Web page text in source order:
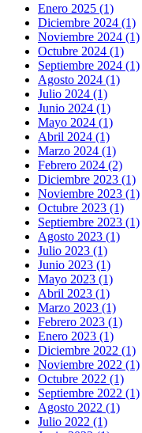
Enero 2025 (1)
Diciembre 2024 (1)
Noviembre 2024 (1)
Octubre 2024 (1)
Septiembre 2024 (1)
Agosto 2024 (1)
Julio 2024 (1)
Junio 2024 (1)
Mayo 2024 (1)
Abril 2024 (1)
Marzo 2024 (1)
Febrero 2024 (2)
Diciembre 2023 (1)
Noviembre 2023 (1)
Octubre 2023 (1)
Septiembre 2023 (1)
Agosto 2023 (1)
Julio 2023 (1)
Junio 2023 (1)
Mayo 2023 (1)
Abril 2023 (1)
Marzo 2023 (1)
Febrero 2023 (1)
Enero 2023 (1)
Diciembre 2022 (1)
Noviembre 2022 (1)
Octubre 2022 (1)
Septiembre 2022 (1)
Agosto 2022 (1)
Julio 2022 (1)